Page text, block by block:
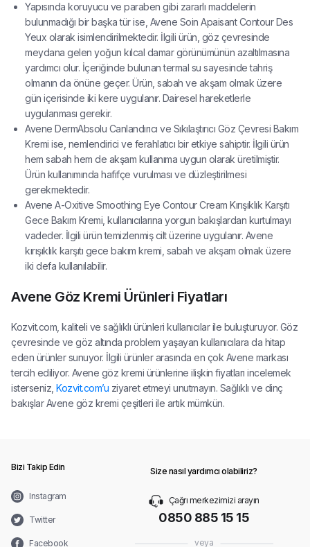
Yapısında koruyucu ve paraben gibi zararlı maddelerin
bulunmadığı bir başka tür ise, Avene Soin Apaisant Contour Des
Yeux olarak isimlendirilmektedir. İlgili ürün, göz çevresinde
meydana gelen yoğun kılcal damar görünümünün azaltılmasına
yardımcı olur. İçeriğinde bulunan termal su sayesinde tahriş
olmanın da önüne geçer. Ürün, sabah ve akşam olmak üzere
gün içerisinde iki kere uygulanır. Dairesel hareketlerle
uygulanması gerekir.
Avene DermAbsolu Canlandırıcı ve Sıkılaştırıcı Göz Çevresi Bakım
Kremi ise, nemlendirici ve ferahlatıcı bir etkiye sahiptir. İlgili ürün
hem sabah hem de akşam kullanıma uygun olarak üretilmiştir.
Ürün kullanımında hafifçe vurulması ve düzleştirilmesi
gerekmektedir.
Avene A-Oxitive Smoothing Eye Contour Cream Kırışıklık Karşıtı
Gece Bakım Kremi, kullanıcılarına yorgun bakışlardan kurtulmayı
vadeder. İlgili ürün temizlenmiş cilt üzerine uygulanır. Avene
kırışıklık karşıtı gece bakım kremi, sabah ve akşam olmak üzere
iki defa kullanılabilir.
Avene Göz Kremi Ürünleri Fiyatları
Kozvit.com, kaliteli ve sağlıklı ürünleri kullanıcılar ile buluşturuyor. Göz
çevresinde ve göz altında problem yaşayan kullanıcılara da hitap
eden ürünler sunuyor. İlgili ürünler arasında en çok Avene markası
tercih ediliyor. Avene göz kremi ürünlerine ilişkin fiyatları incelemek
isterseniz, Kozvit.com’u ziyaret etmeyi unutmayın. Sağlıklı ve dinç
bakışlar Avene göz kremi çeşitleri ile artık mümkün.
Bizi Takip Edin
Instagram
Twitter
Facebook
Size nasıl yardımcı olabiliriz?
Çağrı merkezimizi arayın
0850 885 15 15
veya